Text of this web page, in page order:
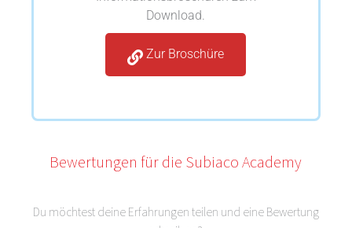
Download.
Zur Broschüre
Bewertungen für die Subiaco Academy
Du möchtest deine Erfahrungen teilen und eine Bewertung